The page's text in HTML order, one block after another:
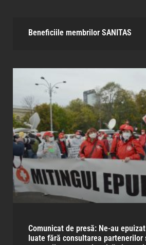
Beneficiile membrilor SANITAS​
Comunicat de presă: Ne-au
luate fără consultarea